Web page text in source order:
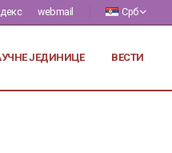
webmail Срб
ЈЕДИНИЦЕ ВЕСТИ